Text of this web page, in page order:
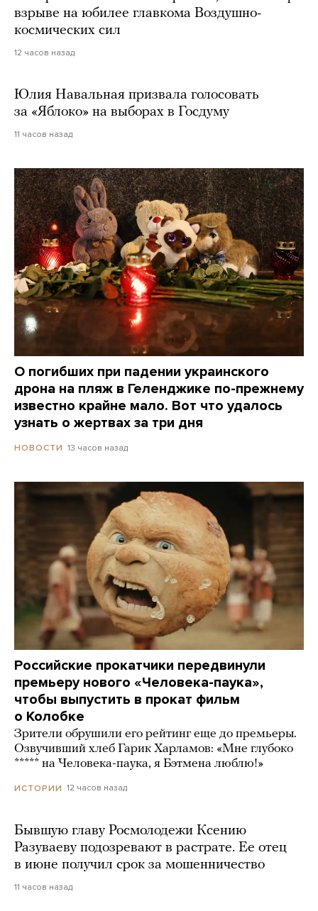
взрыве на юбилее главкома Воздушно-
космических сил
12 часов назад
Юлия Навальная призвала голосовать
за «Яблоко» на выборах в Госдуму
11 часов назад
О погибших при падении украинского
дрона на пляж в Геленджике по-прежнему
известно крайне мало. Вот что удалось
узнать о жертвах за три дня
НОВОСТИ 13 часов назад
Российские прокатчики передвинули
премьеру нового «Человека-паука»,
чтобы выпустить в прокат фильм
о Колобке
Зрители обрушили его рейтинг еще до премьеры.
Озвучивший хлеб Гарик Харламов: «Мне глубоко
***** на Человека-паука, я Бэтмена люблю!»
ИСТОРИИ 12 часов назад
Бывшую главу Росмолодежи Ксению
Разуваеву подозревают в растрате. Ее отец
в июне получил срок за мошенничество
11 часов назад